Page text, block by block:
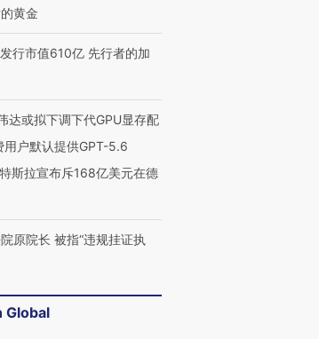
黄金
行市值610亿 先行者的加
达或拟下调下代GPU显存配
户默认提供GPT-5.6
斯拉宣布斥168亿美元在德
原院长 被指“违规挂证执
Global